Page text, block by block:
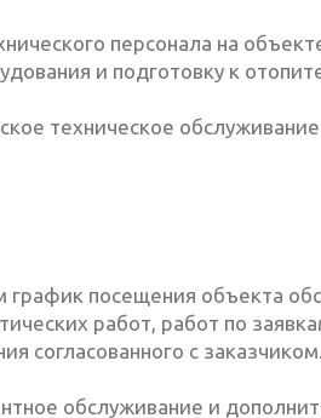
персонала на
и подготовку к
техническое
график посещения объекта
работ, работ по
согласованного с
обслуживание и